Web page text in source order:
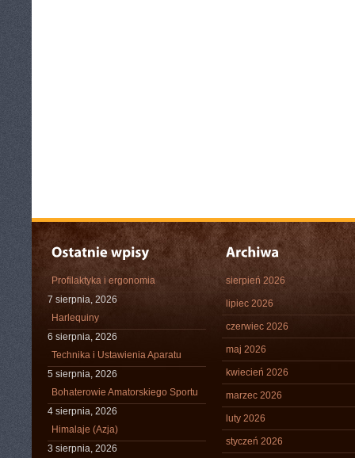
Profilaktyka i ergonomia
7 sierpnia, 2026
Harlequiny
6 sierpnia, 2026
Technika i Ustawienia Aparatu
5 sierpnia, 2026
Bohaterowie Amatorskiego Sportu
4 sierpnia, 2026
Himalaje (Azja)
3 sierpnia, 2026
sierpień 2026
lipiec 2026
czerwiec 2026
maj 2026
kwiecień 2026
marzec 2026
luty 2026
styczeń 2026